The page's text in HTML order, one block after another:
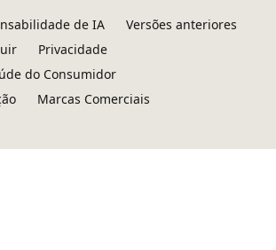
de IA
Versões anteriores
Privacidade
do Consumidor
Marcas Comerciais